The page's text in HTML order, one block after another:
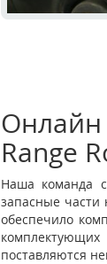
КУЗОВНОЙ
Онлайн
Range
Наша команда
запасные части
обеспечило
поставляются